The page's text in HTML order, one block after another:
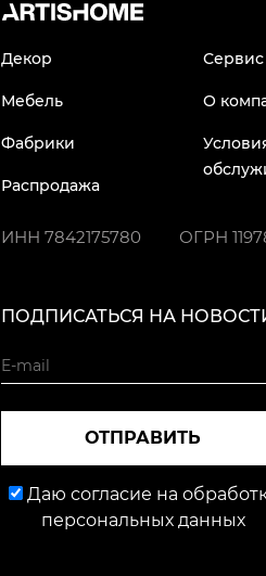
Декор
Мебель
Фабрики
Распродажа
Сервис
О
ИНН 7842175780 ОГРН
ПОДПИСАТЬСЯ НА
ОТПРАВИТЬ
Даю согласие на
персональных данных